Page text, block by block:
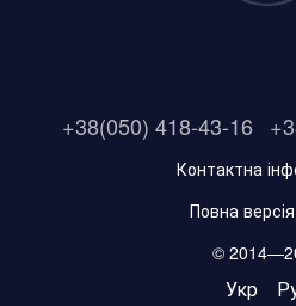
+38(050) 418-43-16
Контактна
Повна
©
Укр